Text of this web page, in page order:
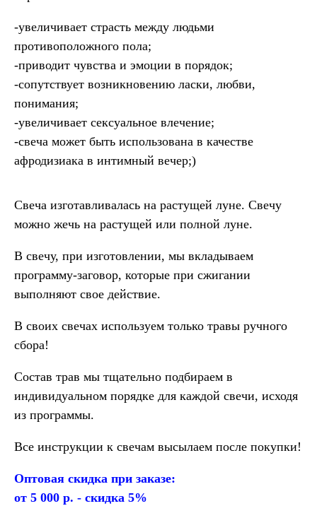
-увеличивает страсть между людьми
противоположного пола;
-приводит чувства и эмоции в порядок;
-сопутствует возникновению ласки, любви,
понимания;
-увеличивает сексуальное влечение;
-свеча может быть использована в качестве
афродизиака в интимный вечер;)
Свеча изготавливалась на растущей луне. Свечу
можно жечь на растущей или полной луне.
В свечу, при изготовлении, мы вкладываем
программу-заговор, которые при сжигании
выполняют свое действие.
В своих свечах используем только травы ручного
сбора!
Состав трав мы тщательно подбираем в
индивидуальном порядке для каждой свечи, исходя
из программы.
Все инструкции к свечам высылаем после покупки!
Оптовая скидка при заказе:
от 5 000 р. - скидка 5%